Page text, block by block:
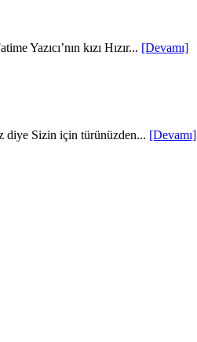
Yazıcı’nın kızı Hızır... [Devamı]
diye Sizin için türünüzden... [Devamı]